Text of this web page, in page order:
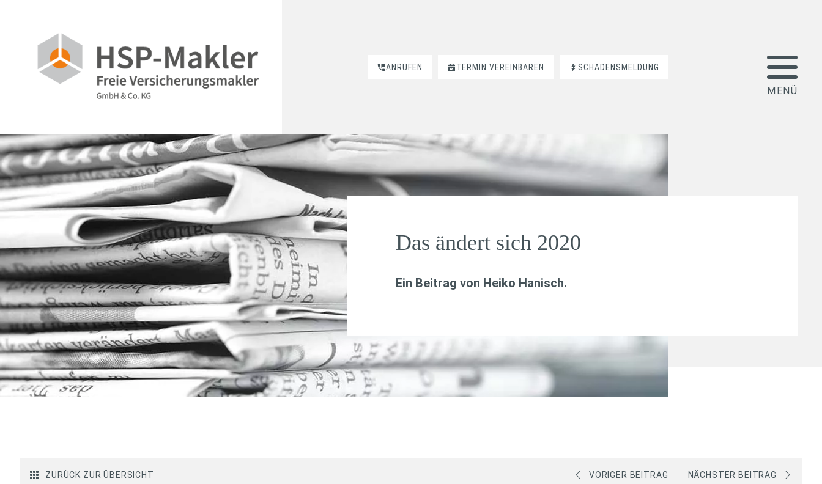
ANRUFEN TERMIN VEREINBAREN SCHADENSMELDUNG
Das ändert sich 2020
Ein Beitrag von Heiko Hanisch.
ZURÜCK ZUR ÜBERSICHT VORIGER BEITRAG NÄCHSTER BEITRAG